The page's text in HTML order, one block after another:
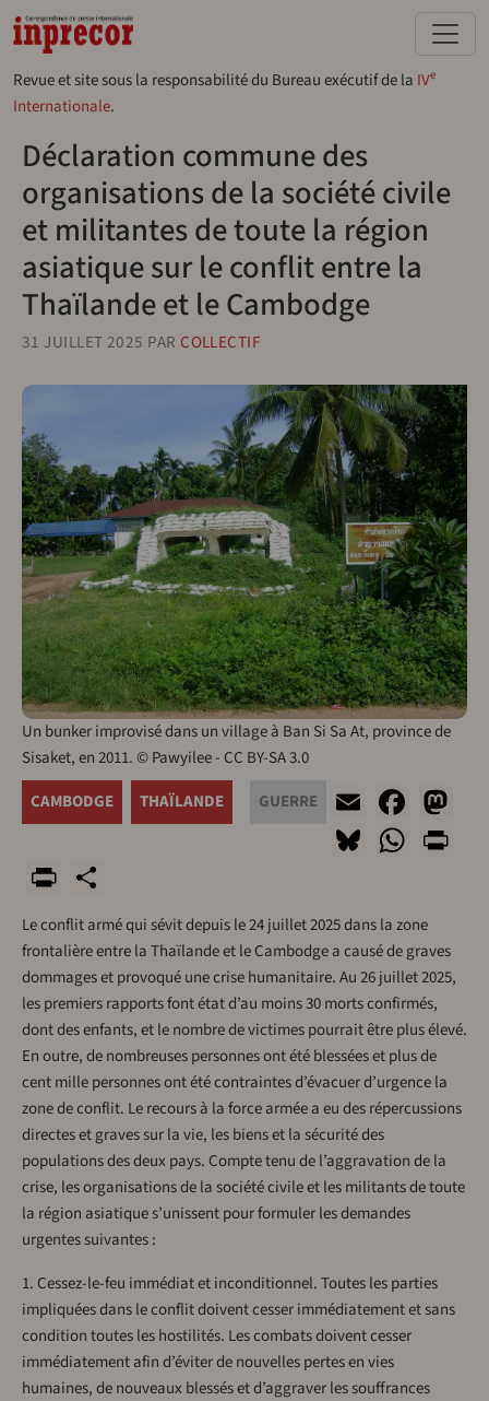
Aller au contenu principal
Revue et site sous la responsabilité du Bureau exécutif de la IVe
Internationale.
Déclaration commune des
organisations de la société civile
et militantes de toute la région
asiatique sur le conflit entre la
Thaïlande et le Cambodge
31 JUILLET 2025 PAR COLLECTIF
Un bunker improvisé dans un village à Ban Si Sa At, province de
Sisaket, en 2011. © Pawyilee - CC BY-SA 3.0
CAMBODGE
THAÏLANDE GUERRE Email
Bluesky
PrintFriendly
Le conflit armé qui sévit depuis le 24 juillet 2025 dans la zone
frontalière entre la Thaïlande et le Cambodge a causé de graves
dommages et provoqué une crise humanitaire. Au 26 juillet 2025,
les premiers rapports font état d’au moins 30 morts confirmés,
dont des enfants, et le nombre de victimes pourrait être plus élevé.
En outre, de nombreuses personnes ont été blessées et plus de
cent mille personnes ont été contraintes d’évacuer d’urgence la
zone de conflit. Le recours à la force armée a eu des répercussions
directes et graves sur la vie, les biens et la sécurité des
populations des deux pays. Compte tenu de l’aggravation de la
crise, les organisations de la société civile et les militants de toute
la région asiatique s’unissent pour formuler les demandes
urgentes suivantes :
1. Cessez-le-feu immédiat et inconditionnel. Toutes les parties
impliquées dans le conflit doivent cesser immédiatement et sans
condition toutes les hostilités. Les combats doivent cesser
immédiatement afin d’éviter de nouvelles pertes en vies
humaines, de nouveaux blessés et d’aggraver les souffrances